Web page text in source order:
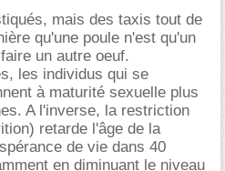
mais des taxis tout de
qu'une poule n'est qu'un
un autre oeuf.
les individus qui se
à maturité sexuelle plus
A l'inverse, la restriction
retarde l'âge de la
de vie dans 40
en diminuant le niveau